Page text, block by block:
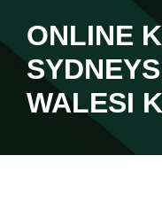
ONLINE
WALESI